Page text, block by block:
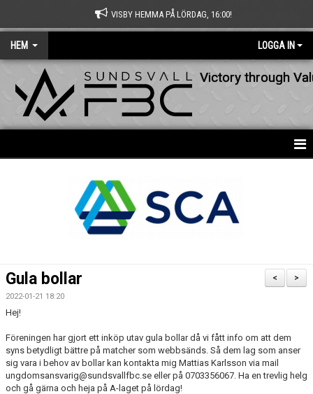
VISBY HEMMA PÅ LÖRDAG, 16:00!
HEM LOGGA IN
Victory through
KALENDER
MATCHER
INTRESSEANMÄLAN
>
<
Gula bollar
2022-01-21 18:20
Hej!
Föreningen har gjort ett inköp utav gula bollar då vi fått info om att dem
syns betydligt bättre på matcher som webbsänds. Så dem lag som anser
sig vara i behov av bollar kan kontakta mig Mattias Karlsson via mail
ungdomsansvarig@sundsvallfbc.se eller på 0703356067. Ha en trevlig helg
och gå gärna och heja på A-laget på lördag!